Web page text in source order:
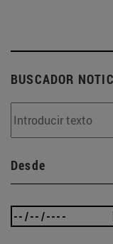
BUSCADOR
Desde